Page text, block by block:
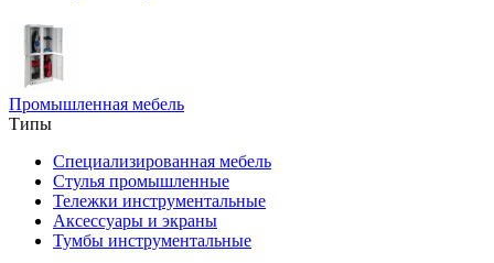
Промышленная мебель
Типы
Специализированная мебель
Стулья промышленные
Тележки инструментальные
Аксессуары и экраны
Тумбы инструментальные